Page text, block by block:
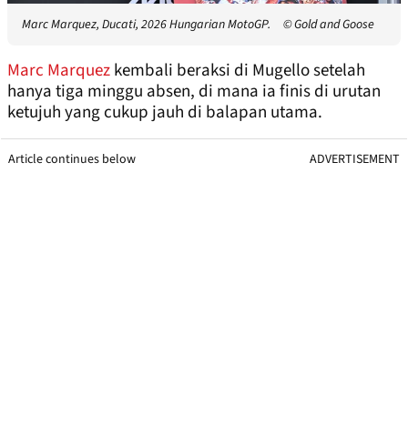
Marc Marquez, Ducati, 2026 Hungarian MotoGP. © Gold and Goose
Marc Marquezkembali beraksi di Mugello setelah
hanya tiga minggu absen, di mana ia finis di urutan
ketujuh yang cukup jauh di balapan utama.
Article continues below ADVERTISEMENT